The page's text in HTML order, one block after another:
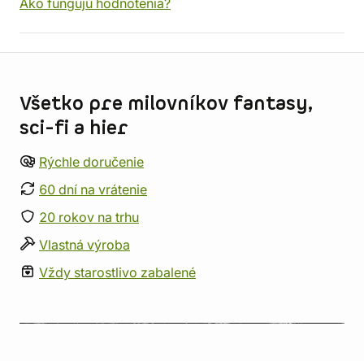
Ako fungujú hodnotenia?
Všetko pre milovníkov fantasy,
sci-fi a hier
Rýchle doručenie
60 dní na vrátenie
20 rokov na trhu
Vlastná výroba
Vždy starostlivo zabalené